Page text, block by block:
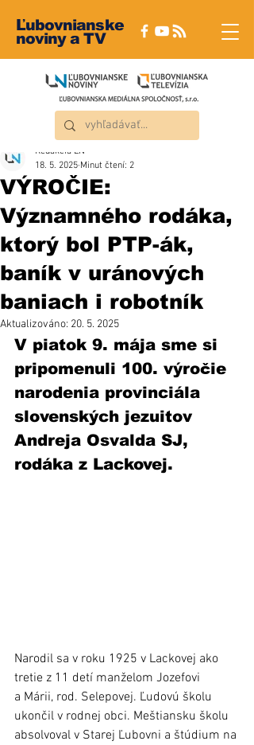
Ľubovnianske
noviny a TV
VÝROČIE:
Významného rodáka,
ktorý bol PTP-ák,
baník v uránových
baniach i robotník
Redakcia ĽN
18. 5. 2025 Minut čtení: 2
Aktualizováno: 20. 5. 2025
V piatok 9. mája sme si
pripomenuli 100. výročie
narodenia provinciála
slovenských jezuitov
Andreja Osvalda SJ,
rodáka z Lackovej.
Narodil sa v roku 1925 v Lackovej ako
tretie z 11 detí manželom Jozefovi
a Márii, rod. Selepovej. Ľudovú školu
ukončil v rodnej obci. Meštiansku školu
absolvoval v Starej Ľubovni a štúdium na